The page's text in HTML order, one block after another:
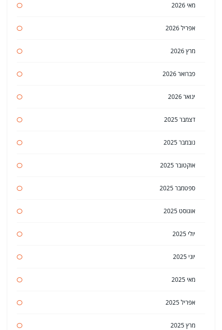
מאי 2026
אפריל 2026
מרץ 2026
פברואר 2026
ינואר 2026
דצמבר 2025
נובמבר 2025
אוקטובר 2025
ספטמבר 2025
אוגוסט 2025
יולי 2025
יוני 2025
מאי 2025
אפריל 2025
מרץ 2025